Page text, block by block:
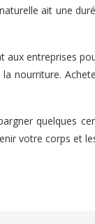
ait une
entreprises
quelques
votre corps et